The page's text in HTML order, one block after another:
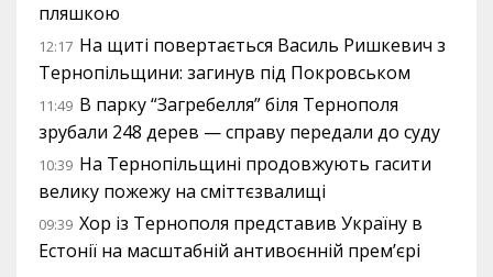
пляшкою
12:17 На щиті повертається Василь Ришкевич з
Тернопільщини: загинув під Покровськом
11:49 В парку “Загребелля” біля Тернополя
зрубали 248 дерев — справу передали до суду
10:39 На Тернопільщині продовжують гасити
велику пожежу на сміттєзвалищі
09:39 Хор із Тернополя представив Україну в
Естонії на масштабній антивоєнній прем’єрі